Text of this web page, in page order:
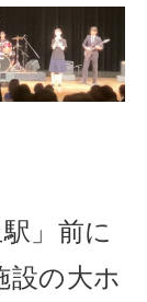
」前に
設の大ホ